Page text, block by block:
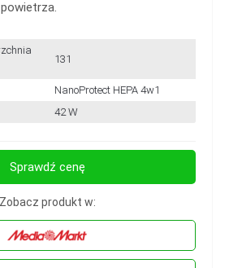
131
NanoProtect HEPA 4w1
42 W
Sprawdź cenę
Zobacz produkt w: